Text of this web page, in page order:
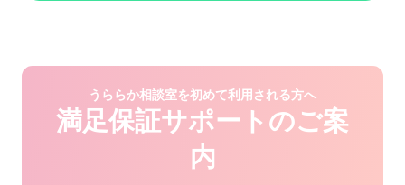
うららか相談室を初めて利用される方へ
満足保証サポートのご案
内